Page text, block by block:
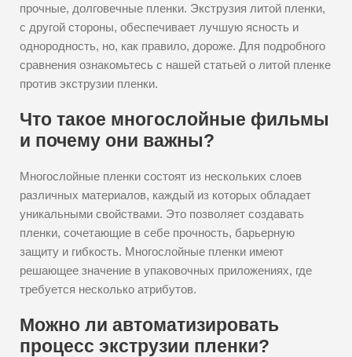
прочные, долговечные пленки. Экструзия литой пленки,
с другой стороны, обеспечивает лучшую ясность и
однородность, но, как правило, дороже. Для подробного
сравнения ознакомьтесь с нашей статьей о литой пленке
против экструзии пленки.
Что такое многослойные фильмы
и почему они важны?
Многослойные пленки состоят из нескольких слоев
различных материалов, каждый из которых обладает
уникальными свойствами. Это позволяет создавать
пленки, сочетающие в себе прочность, барьерную
защиту и гибкость. Многослойные пленки имеют
решающее значение в упаковочных приложениях, где
требуется несколько атрибутов.
Можно ли автоматизировать
процесс экструзии пленки?